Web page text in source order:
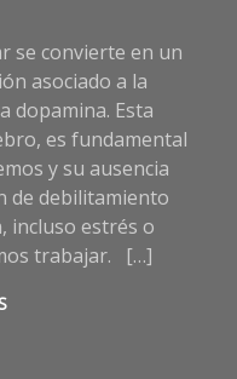
se convierte en un
asociado a la
dopamina. Esta
es fundamental
y su ausencia
de debilitamiento
incluso estrés o
trabajar. […]